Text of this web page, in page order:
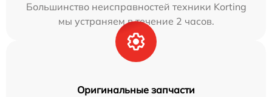
Большинство неисправностей техники Korting
мы устраняем в течение 2 часов.
Оригинальные запчасти